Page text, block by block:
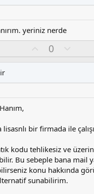
s
u
o
l
yeriniz nerde
y
0
l
s
u
y
a
lisasnlı bir firmada ile
kodu tehlikesiz ve
Bu sebeple bana mail
konu hakkında
sunabilirim.